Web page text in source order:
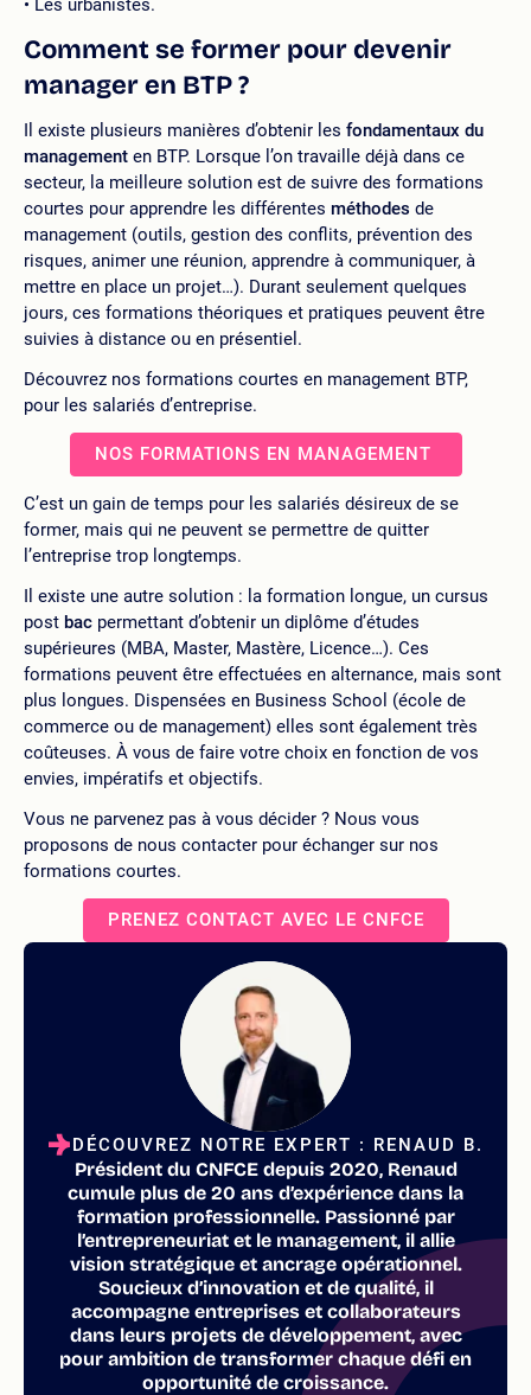
Les urbanistes.
Comment se former pour devenir
manager en BTP ?
Il existe plusieurs manières d’obtenir les fondamentaux du
management en BTP. Lorsque l’on travaille déjà dans ce
secteur, la meilleure solution est de suivre des formations
courtes pour apprendre les différentes méthodes de
management (outils, gestion des conflits, prévention des
risques, animer une réunion, apprendre à communiquer, à
mettre en place un projet…). Durant seulement quelques
jours, ces formations théoriques et pratiques peuvent être
suivies à distance ou en présentiel.
Découvrez nos formations courtes en management BTP,
pour les salariés d’entreprise.
NOS FORMATIONS EN MANAGEMENT
C’est un gain de temps pour les salariés désireux de se
former, mais qui ne peuvent se permettre de quitter
l’entreprise trop longtemps.
Il existe une autre solution : la formation longue, un cursus
post bac permettant d’obtenir un diplôme d’études
supérieures (MBA, Master, Mastère, Licence…). Ces
formations peuvent être effectuées en alternance, mais sont
plus longues. Dispensées en Business School (école de
commerce ou de management) elles sont également très
coûteuses. À vous de faire votre choix en fonction de vos
envies, impératifs et objectifs.
Vous ne parvenez pas à vous décider ? Nous vous
proposons de nous contacter pour échanger sur nos
formations courtes.
PRENEZ CONTACT AVEC LE CNFCE
DÉCOUVREZ NOTRE EXPERT : RENAUD B.
Président du CNFCE depuis 2020, Renaud
cumule plus de 20 ans d’expérience dans la
formation professionnelle. Passionné par
l’entrepreneuriat et le management, il allie
vision stratégique et ancrage opérationnel.
Soucieux d’innovation et de qualité, il
accompagne entreprises et collaborateurs
dans leurs projets de développement, avec
pour ambition de transformer chaque défi en
opportunité de croissance.